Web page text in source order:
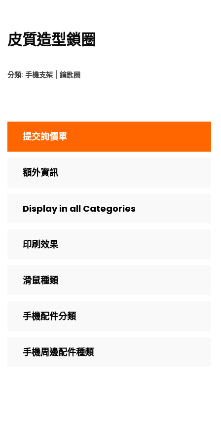
皮質造型鎖圈
分類: 手機支架 | 鑰匙圈
提交詢價單
額外資訊
Display in all Categories
印刷效果
滑鼠種類
手機配件分類
手機周邊配件種類